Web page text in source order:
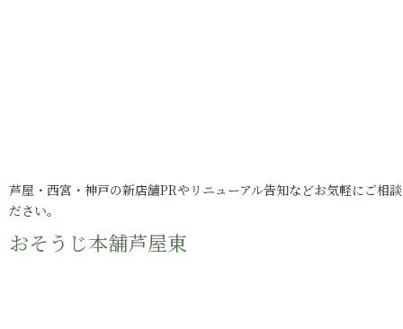
芦屋・西宮・神戸の新店舗PRやリニューアル告知などお気軽にご相
ださい。
おそうじ本舗芦屋東